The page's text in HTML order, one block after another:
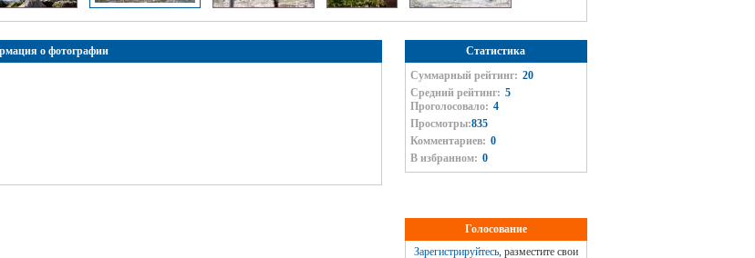
о фотографии
Статистика
Суммарный рейтинг: 20
Средний рейтинг: 5
Проголосовало: 4
Просмотры:835
Комментариев: 0
В избранном: 0
Голосование
Зарегистрируйтесь, разместите свои